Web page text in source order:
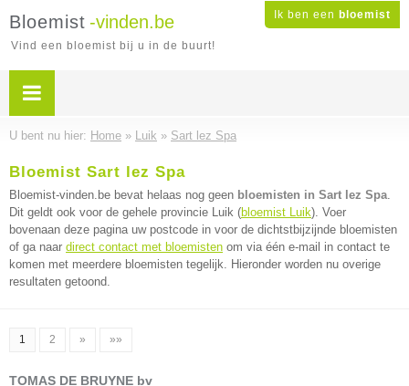
Ik ben een bloemist
Bloemist -vinden.be
Vind een bloemist bij u in de buurt!
U bent nu hier: Home » Luik » Sart lez Spa
Bloemist Sart lez Spa
Bloemist-vinden.be bevat helaas nog geen bloemisten in Sart lez Spa.
Dit geldt ook voor de gehele provincie Luik (bloemist Luik). Voer
bovenaan deze pagina uw postcode in voor de dichtstbijzijnde bloemisten
of ga naar direct contact met bloemisten om via één e-mail in contact te
komen met meerdere bloemisten tegelijk. Hieronder worden nu overige
resultaten getoond.
1 2 » »»
TOMAS DE BRUYNE bv